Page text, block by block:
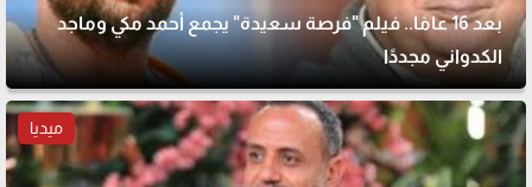
بعد 16 عامًا.. فيلم "فرصة سعيدة" يجمع أحمد مكي وماجد
الكدواني مجددًا
ميديا